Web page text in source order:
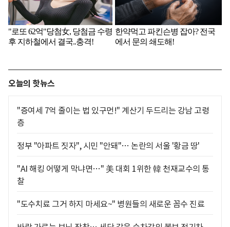
오늘의 핫뉴스
"증여세 7억 줄이는 법 있구먼!" 계산기 두드리는 강남 고령
층
정부 "아파트 짓자", 시민 "안돼"… 논란의 서울 '황금 땅'
"AI 해킹 어떻게 막냐면…" 美 대회 1위한 韓 천재교수의 통
찰
"도수치료 그거 하지 마세요~" 병원들의 새로운 꼼수 진료